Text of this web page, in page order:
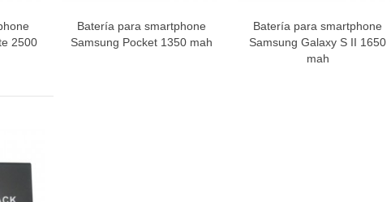
2500
Vista rápida
Batería para smartphone
Samsung Pocket 1350 mah
Vista rápida
Batería para smartphone
Samsung Galaxy S II 1650
mah